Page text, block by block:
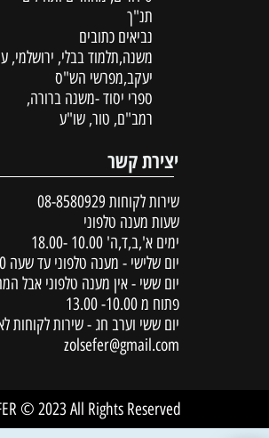
תנ"ך
נביאים כתובים
משנה,תלמוד בבלי, ירושלמי,
יעקב,מפרשי הש"ס
ספרי יסוד -משנה ברורה,
רמב"ם, טור, שו"ע
יצירת קשר
שירות לקוחות 08-8580929
שעות מענה טלפוני
ימים א',ב,ד,ה' 10.00 -18.00
יום שלישי - מענה טלפוני עד שעה 16.00
יום ששי - אין מענה טלפוני אבל
פתוח מ 10.00- 13.00
יום ששי וערב חג - שירות לקוחות
zolsefer@gmail.com
© 2023 All Rights Reserved